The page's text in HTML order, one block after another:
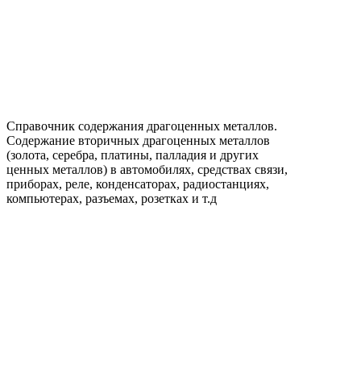
Справочник содержания драгоценных металлов.
Содержание вторичных драгоценных металлов
(золота, серебра, платины, палладия и других
ценных металлов) в автомобилях, средствах связи,
приборах, реле, конденсаторах, радиостанциях,
компьютерах, разъемах, розетках и т.д